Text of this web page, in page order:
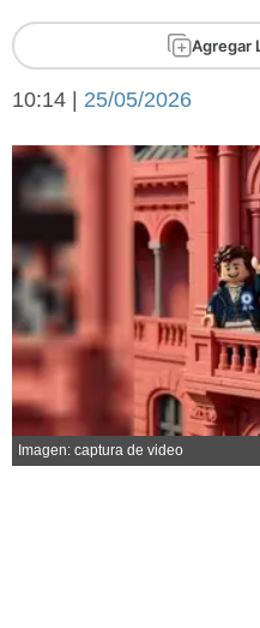
Economía y campo
Sociedad y tiempo
libre
El tiempo
Fúnebres
Clasificados
Horóscopo
Suplementos
Agregar
10:14 | 25/05/2026
Imagen: captura de video